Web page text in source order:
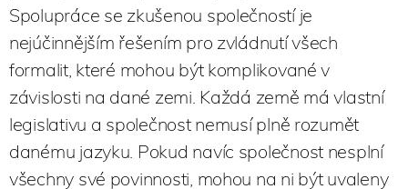
Spolupráce se zkušenou společností je
nejúčinnějším řešením pro zvládnutí všech
formalit, které mohou být komplikované v
závislosti na dané zemi. Každá země má vlastní
legislativu a společnost nemusí plně rozumět
danému jazyku. Pokud navíc společnost nesplní
všechny své povinnosti, mohou na ni být uvaleny